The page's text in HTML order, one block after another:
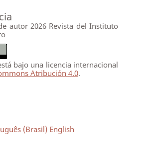
autor 2026 Revista del Instituto
bajo una licencia internacional
Atribución 4.0.
(Brasil) English